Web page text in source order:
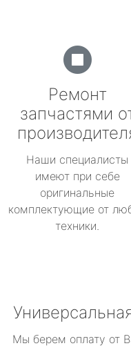
Ремонт
запчастями
Наши специалисты
имеют при себе
оригинальные
комплектующие от
техники.
Мы берем оплату от